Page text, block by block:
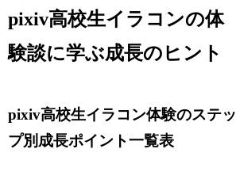
pixiv高校生イラコンの体
験談に学ぶ成長のヒント
pixiv高校生イラコン体験のステッ
プ別成長ポイント一覧表